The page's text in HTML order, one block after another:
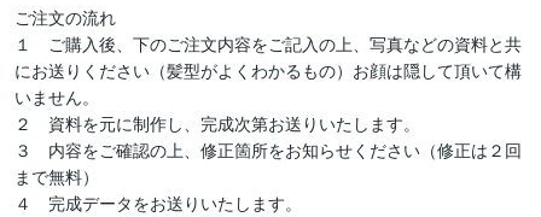
ご注文の流れ
１　ご購入後、下のご注文内容をご記入の上、写真などの資料と共
にお送りください（髪型がよくわかるもの）お顔は隠して頂いて構
いません。
２　資料を元に制作し、完成次第お送りいたします。
３　内容をご確認の上、修正箇所をお知らせください（修正は２回
まで無料）
４　完成データをお送りいたします。